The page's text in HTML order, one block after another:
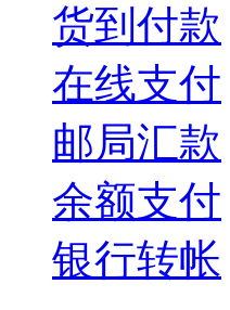
货到付款
在线支付
邮局汇款
余额支付
银行转帐